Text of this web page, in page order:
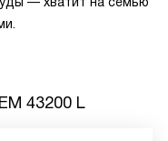
43200 L